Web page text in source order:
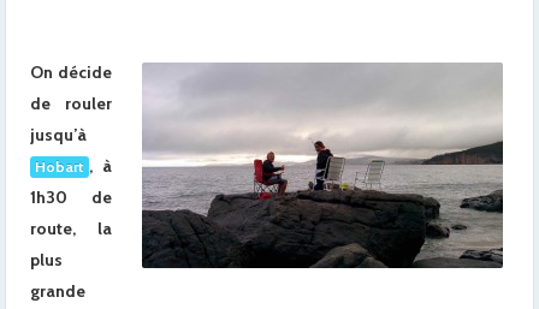
On décide
de rouler
jusqu’à
Hobart , à
1h30 de
route, la
plus
grande